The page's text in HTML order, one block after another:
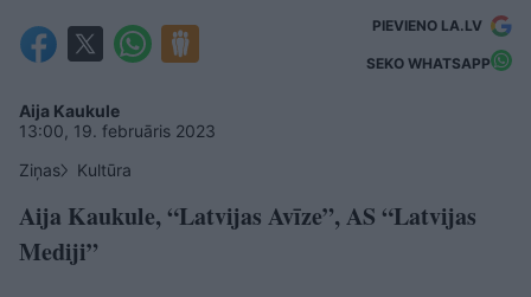
PIEVIENO LA.LV
SEKO WHATSAPP
Aija Kaukule
13:00, 19. februāris 2023
Ziņas
Kultūra
Aija Kaukule, “Latvijas Avīze”, AS “Latvijas
Mediji”